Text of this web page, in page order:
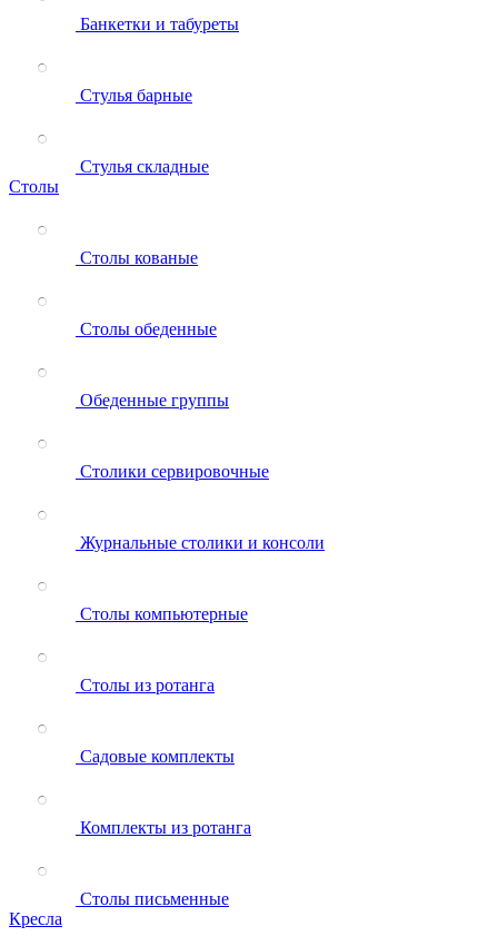
Банкетки и табуреты
Стулья барные
Стулья складные
Столы
Столы кованые
Столы обеденные
Обеденные группы
Столики сервировочные
Журнальные столики и консоли
Столы компьютерные
Столы из ротанга
Садовые комплекты
Комплекты из ротанга
Столы письменные
Кресла